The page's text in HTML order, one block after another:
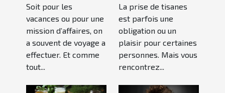
Soit pour les
vacances ou pour une
mission d’affaires, on
a souvent de voyage a
effectuer. Et comme
tout...
La prise de tisanes
est parfois une
obligation ou un
plaisir pour certaines
personnes. Mais vous
rencontrez...